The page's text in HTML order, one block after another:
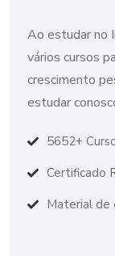
Ao estudar no
vários cursos
crescimento
estudar
5652+
Certificado
Material de